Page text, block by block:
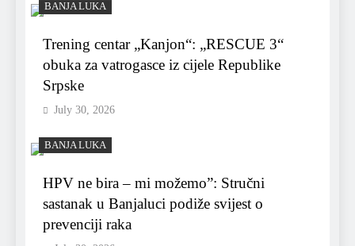
BANJA LUKA
Trening centar „Kanjon“: „RESCUE 3“
obuka za vatrogasce iz cijele Republike
Srpske
July 30, 2026
BANJA LUKA
HPV ne bira – mi možemo”: Stručni
sastanak u Banjaluci podiže svijest o
prevenciji raka